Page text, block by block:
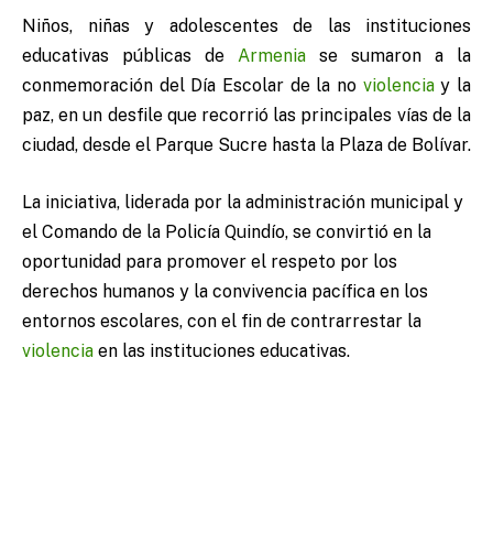
Niños, niñas y adolescentes de las instituciones
educativas públicas de Armenia se sumaron a la
conmemoración del Día Escolar de la no violenciay la
paz, en un desfile que recorrió las principales vías de la
ciudad, desde el Parque Sucre hasta la Plaza de Bolívar.
La iniciativa, liderada por la administración municipal y
el Comando de la Policía Quindío, se convirtió en la
oportunidad para promover el respeto por los
derechos humanos y la convivencia pacífica en los
entornos escolares, con el fin de contrarrestar la
violencia en las instituciones educativas.